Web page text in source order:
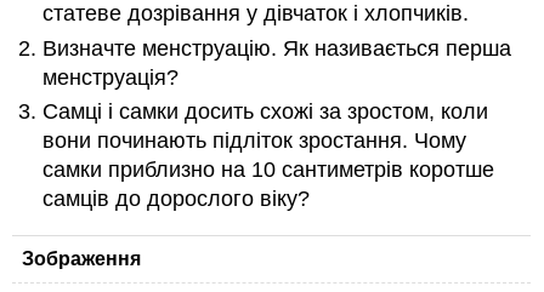
статеве дозрівання у дівчаток і хлопчиків.
Визначте менструацію. Як називається перша
менструація?
Самці і самки досить схожі за зростом, коли
вони починають підліток зростання. Чому
самки приблизно на 10 сантиметрів коротше
самців до дорослого віку?
Зображення